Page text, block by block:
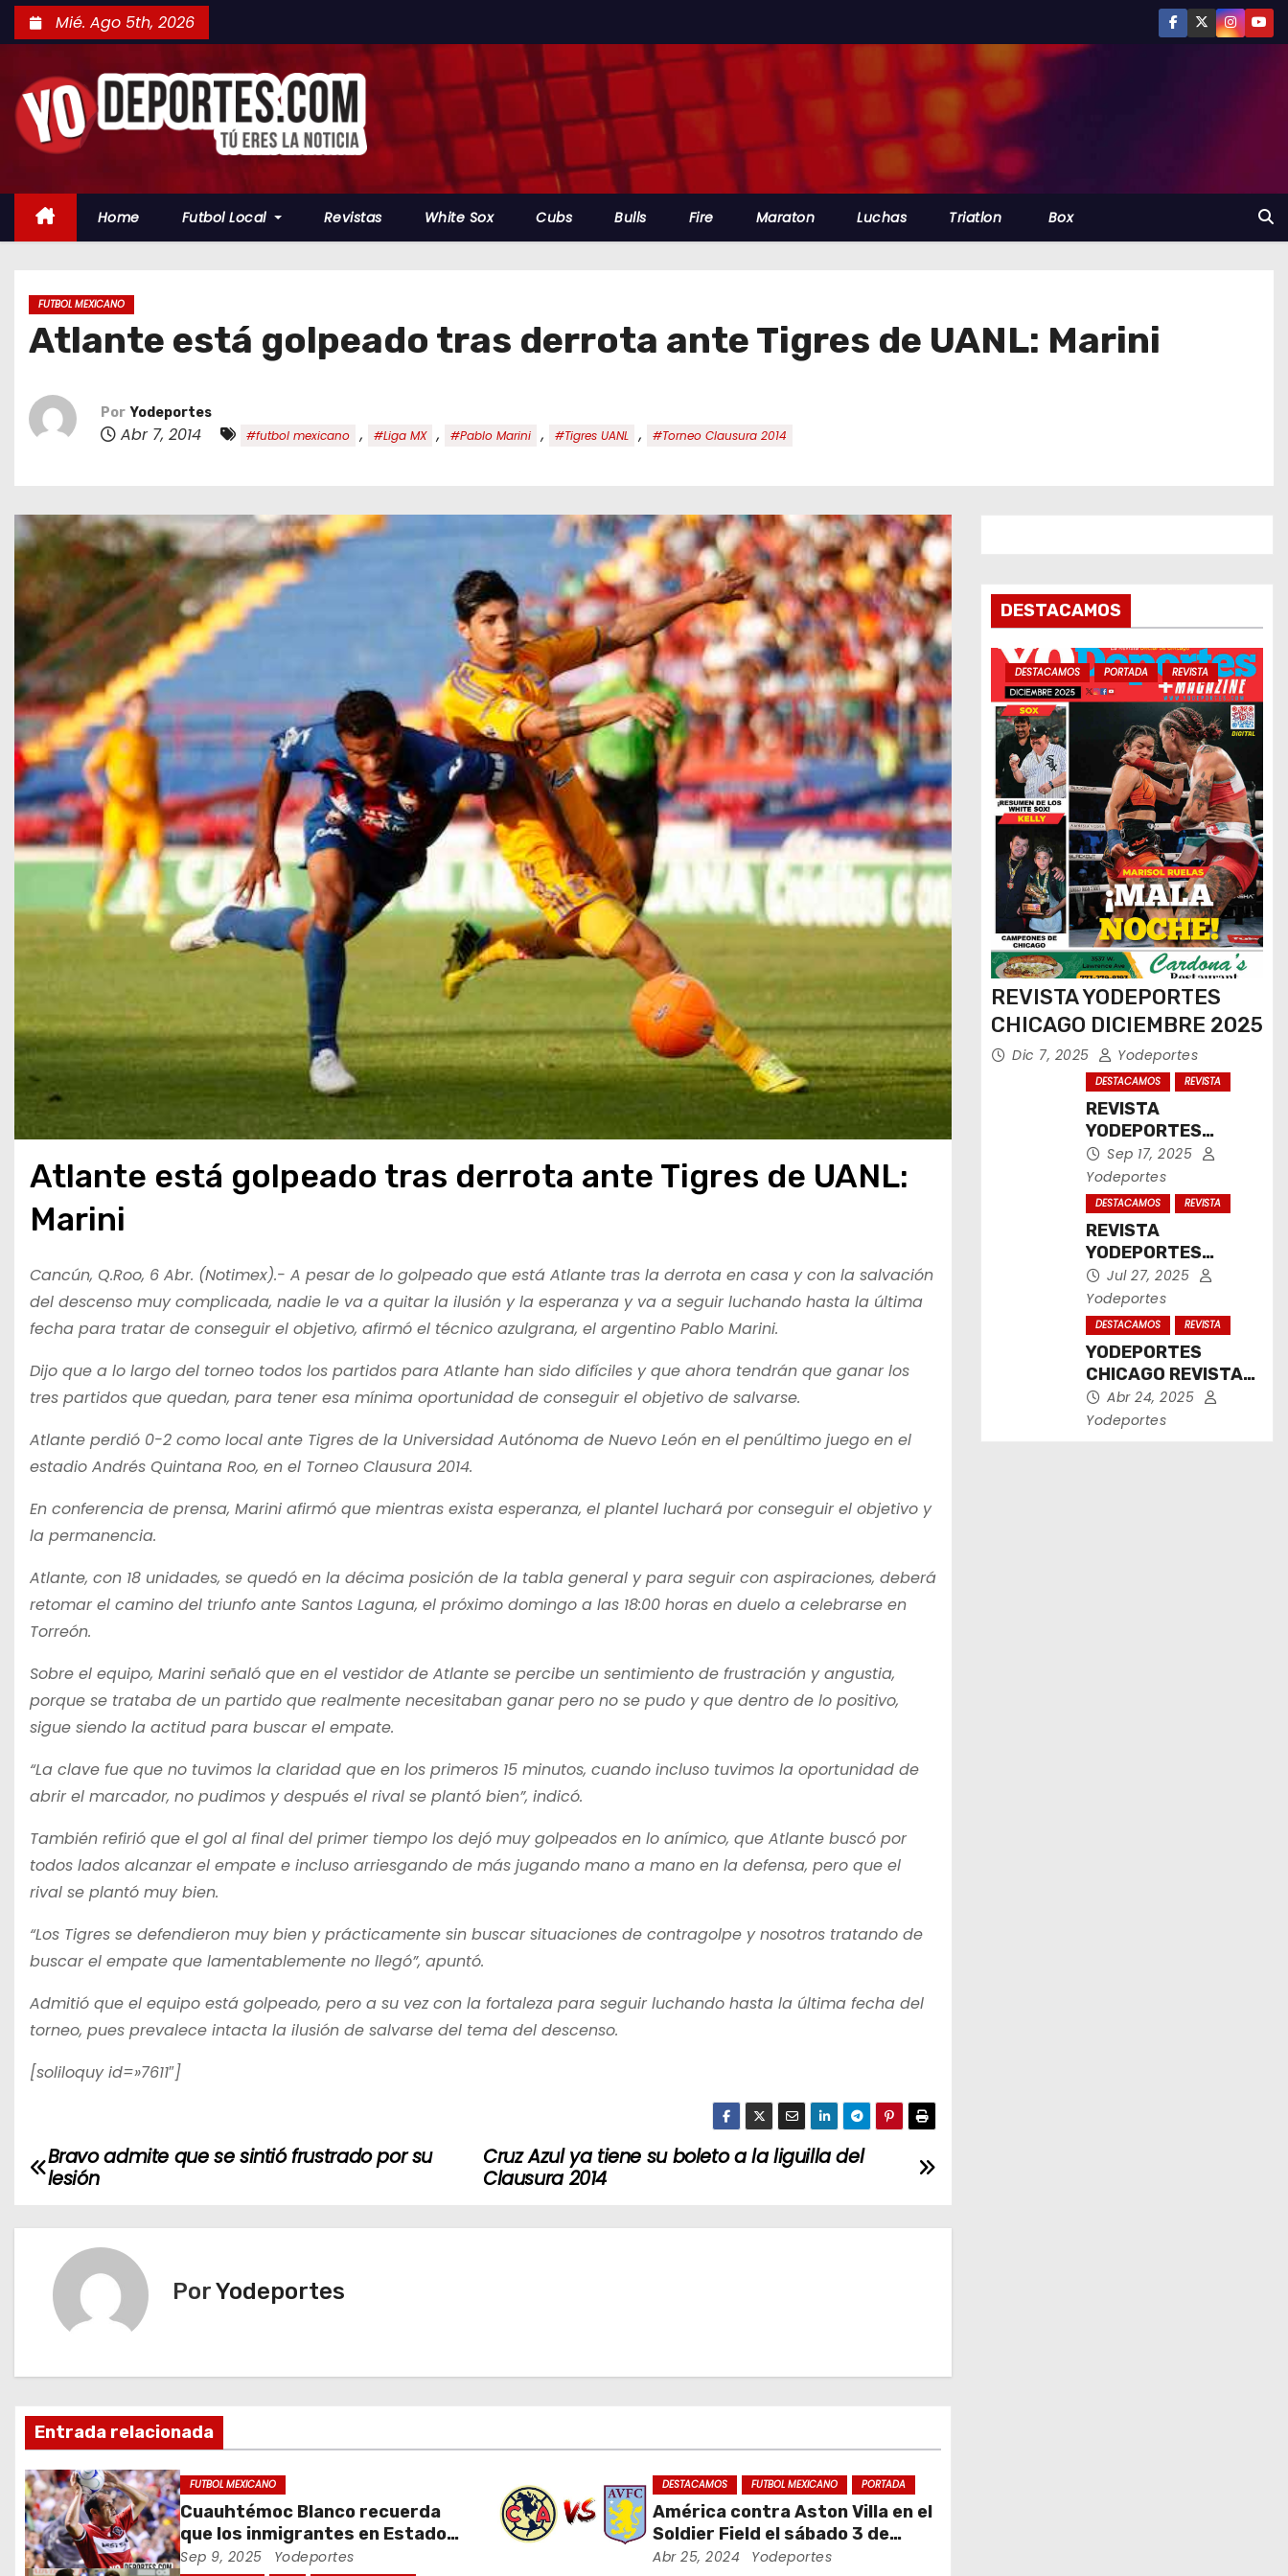
a
l
Mié. Ago 5th, 2026
Home Futbol Local Revistas White Sox Cubs Bulls Fire Maraton Luchas Triatlon Box
FUTBOL MEXICANO
Atlante está golpeado tras derrota ante Tigres de UANL: Marini
Por Yodeportes
Abr 7, 2014 #futbol mexicano , #Liga MX , #Pablo Marini , #Tigres UANL , #Torneo Clausura 2014
Atlante está golpeado tras derrota ante Tigres de UANL:
Marini
Cancún, Q.Roo, 6 Abr. (Notimex).- A pesar de lo golpeado que está Atlante tras la derrota en casa y con la salvación
del descenso muy complicada, nadie le va a quitar la ilusión y la esperanza y va a seguir luchando hasta la última
fecha para tratar de conseguir el objetivo, afirmó el técnico azulgrana, el argentino Pablo Marini.
Dijo que a lo largo del torneo todos los partidos para Atlante han sido difíciles y que ahora tendrán que ganar los
tres partidos que quedan, para tener esa mínima oportunidad de conseguir el objetivo de salvarse.
Atlante perdió 0-2 como local ante Tigres de la Universidad Autónoma de Nuevo León en el penúltimo juego en el
estadio Andrés Quintana Roo, en el Torneo Clausura 2014.
En conferencia de prensa, Marini afirmó que mientras exista esperanza, el plantel luchará por conseguir el objetivo y
la permanencia.
Atlante, con 18 unidades, se quedó en la décima posición de la tabla general y para seguir con aspiraciones, deberá
retomar el camino del triunfo ante Santos Laguna, el próximo domingo a las 18:00 horas en duelo a celebrarse en
Torreón.
Sobre el equipo, Marini señaló que en el vestidor de Atlante se percibe un sentimiento de frustración y angustia,
porque se trataba de un partido que realmente necesitaban ganar pero no se pudo y que dentro de lo positivo,
sigue siendo la actitud para buscar el empate.
“La clave fue que no tuvimos la claridad que en los primeros 15 minutos, cuando incluso tuvimos la oportunidad de
abrir el marcador, no pudimos y después el rival se plantó bien”, indicó.
También refirió que el gol al final del primer tiempo los dejó muy golpeados en lo anímico, que Atlante buscó por
todos lados alcanzar el empate e incluso arriesgando de más jugando mano a mano en la defensa, pero que el
rival se plantó muy bien.
“Los Tigres se defendieron muy bien y prácticamente sin buscar situaciones de contragolpe y nosotros tratando de
buscar el empate que lamentablemente no llegó”, apuntó.
Admitió que el equipo está golpeado, pero a su vez con la fortaleza para seguir luchando hasta la última fecha del
torneo, pues prevalece intacta la ilusión de salvarse del tema del descenso.
[soliloquy id=»7611″]
N
c
i
ó
n
d
Cruz Azul ya tiene su boleto a la liguilla del
Clausura 2014
Bravo admite que se sintió frustrado por su
lesión
PorYodeportes
Entrada relacionada
FUTBOL MEXICANO
Cuauhtémoc Blanco recuerda
que los inmigrantes en Estados
Unidos son gente trabajadora
Sep 9, 2025 Yodeportes
DESTACAMOS FUTBOL MEXICANO PORTADA
América contra Aston Villa en el
Soldier Field el sábado 3 de
agosto
Abr 25, 2024 Yodeportes
DESTACAMOS
DESTACAMOS PORTADA REVISTA
REVISTA YODEPORTES
CHICAGO DICIEMBRE 2025
Dic 7, 2025 Yodeportes
DESTACAMOS REVISTA
REVISTA
YODEPORTES
CHICAGO
SEPTIEMBRE 2025
Sep 17, 2025
Yodeportes
DESTACAMOS REVISTA
REVISTA
YODEPORTES
CHICAGO JULIO
2025
Jul 27, 2025
Yodeportes
DESTACAMOS REVISTA
YODEPORTES
CHICAGO REVISTA
IMPRESA ABRIL
2025
Abr 24, 2025
Yodeportes